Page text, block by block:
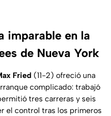
imparable en la
de Nueva York
Fried (11-2) ofreció una
complicado: trabajó
tres carreras y seis
el control tras los primeros